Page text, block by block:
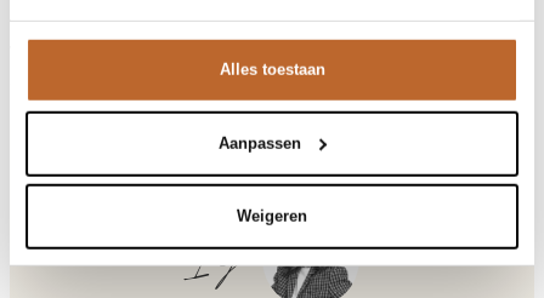
Alles toestaan
Aanpassen
Weigeren
Annyka crochet cardigan
Variantnummer
1700
Variantnaam
ecru
00037986
Patroon
Effen, Transparant
Festival, Vakantie
Annyka, katoenen vest
Bij Orangebag ontvang je gratis verzending vanaf €99. Alle
bestellingen worden verzonden met een track & trace-code,
zodat je jouw pakket altijd kunt volgen. Bestel je voor 21:45
verzonden!
het plaatsen van een bestelling? Onze klantenservice staat
Shop the look
Ilja